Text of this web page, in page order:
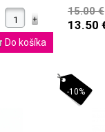
15.00 €
13.50
-10%